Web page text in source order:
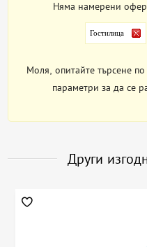
Няма намерени
Гостилица
Моля, опитайте търсене
параметри за да се
Други